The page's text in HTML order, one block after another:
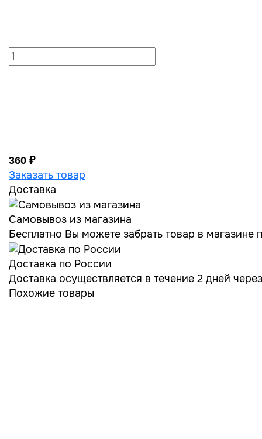
360 ₽
Заказать товар
Доставка
Самовывоз из магазина
Бесплатно Вы можете забрать товар в
Доставка по России
Доставка осуществляется в течение 2 дней
Похожие товары